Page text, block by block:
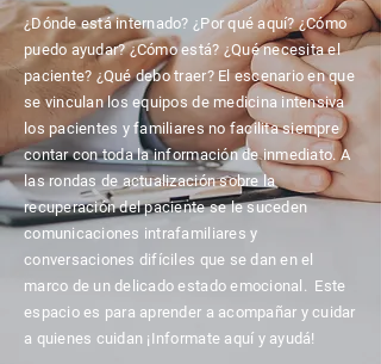
¿Dónde está internado? ¿Por qué aquí? ¿Cómo
puedo ayudar? ¿Cómo está? ¿Qué necesita el
paciente? ¿Qué debo traer? El escenario en que
se vinculan los equipos de medicina intensiva
los pacientes y familiares no facilita siempre
contar con toda la información de inmediato. A
las rondas de actualización sobre la
recuperación del paciente se le suceden
comunicaciones intrafamiliares y
conversaciones difíciles que se dan en el
marco de un delicado estado emocional. Este
espacio es para aprender a acompañar y cuidar
a quienes cuidan ¡Informate aquí y ayudá!